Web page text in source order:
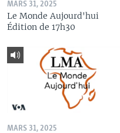
MARS 31, 2025
Le Monde Aujourd'hui
Édition de 17h30
MARS 31, 2025